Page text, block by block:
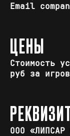
Email
ЦЕНЫ
Стоимость
руб за
ООО «ЛИПСАР